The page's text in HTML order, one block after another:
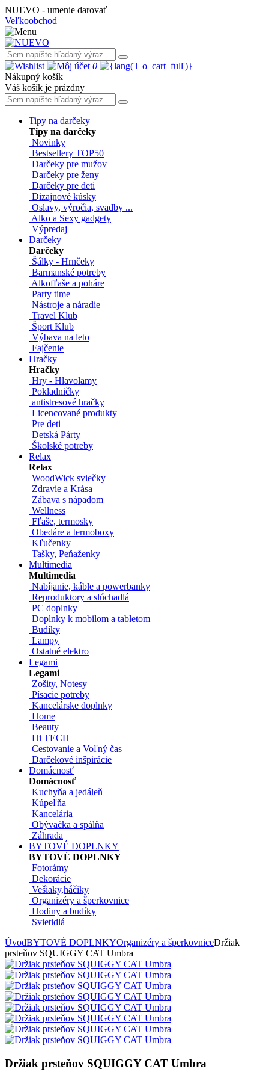
NUEVO - umenie darovať
Veľkoobchod
0
Nákupný košík
Váš košík je prázdny
Tipy na darčeky
Tipy na darčeky
Novinky
Bestsellery TOP50
Darčeky pre mužov
Darčeky pre ženy
Darčeky pre deti
Dizajnové kúsky
Oslavy, výročia, svadby ...
Alko a Sexy gadgety
Výpredaj
Darčeky
Darčeky
Šálky - Hrnčeky
Barmanské potreby
Alkofľaše a poháre
Party time
Nástroje a náradie
Travel Klub
Šport Klub
Výbava na leto
Fajčenie
Hračky
Hračky
Hry - Hlavolamy
Pokladničky
antistresové hračky
Licencované produkty
Pre deti
Detská Párty
Školské potreby
Relax
Relax
WoodWick sviečky
Zdravie a Krása
Zábava s nápadom
Wellness
Fľaše, termosky
Obedáre a termoboxy
Kľučenky
Tašky, Peňaženky
Multimedia
Multimedia
Nabíjanie, káble a powerbanky
Reproduktory a slúchadlá
PC doplnky
Doplnky k mobilom a tabletom
Budíky
Lampy
Ostatné elektro
Legami
Legami
Zošity, Notesy
Písacie potreby
Kancelárske doplnky
Home
Beauty
Hi TECH
Cestovanie a Voľný čas
Darčekové inšpirácie
Domácnosť
Domácnosť
Kuchyňa a jedáleň
Kúpeľňa
Kancelária
Obývačka a spálňa
Záhrada
BYTOVÉ DOPLNKY
BYTOVÉ DOPLNKY
Fotorámy
Dekorácie
Vešiaky,háčiky
Organizéry a šperkovnice
Hodiny a budíky
Svietidlá
ÚvodBYTOVÉ DOPLNKYOrganizéry a šperkovniceDržiak
prsteňov SQUIGGY CAT Umbra
Držiak prsteňov SQUIGGY CAT Umbra